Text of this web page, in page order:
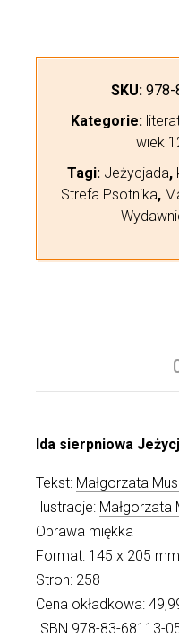
SKU: 978-
Kategorie:
wiek
Tagi: Jeżycjada,
Strefa Psotnika,
Ida sierpniowa
Tekst: Małgorzata
Ilustracje: Małgorzata
Oprawa miękka
Format: 145 x 205 mm
Stron: 258
Cena okładkowa:
ISBN 978-83-68113-